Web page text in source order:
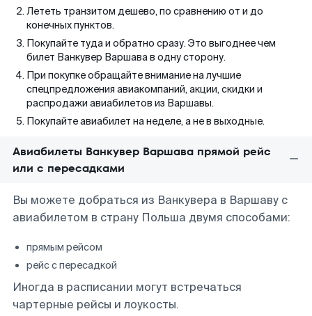
Лететь транзитом дешево, по сравнению от и до
конечных пунктов.
Покупайте туда и обратно сразу. Это выгоднее чем
билет Ванкувер Варшава в одну сторону.
При покупке обращайте внимание на лучшие
спецпредложения авиакомпаний, акции, скидки и
распродажи авиабилетов из Варшавы.
Покупайте авиабилет на неделе, а не в выходные.
Авиабилеты Ванкувер Варшава прямой рейс
или с пересадками
Вы можете добраться из Ванкувера в Варшаву с
авиабилетом в страну Польша двумя способами:
прямым рейсом
рейс с пересадкой
Иногда в расписании могут встречаться
чартерные рейсы и лоукосты.